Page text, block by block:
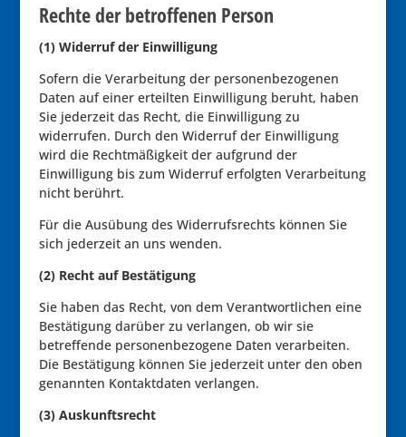
Rechte der betroffenen Person
(1) Widerruf der Einwilligung
Sofern die Verarbeitung der personenbezogenen
Daten auf einer erteilten Einwilligung beruht, haben
Sie jederzeit das Recht, die Einwilligung zu
widerrufen. Durch den Widerruf der Einwilligung
wird die Rechtmäßigkeit der aufgrund der
Einwilligung bis zum Widerruf erfolgten Verarbeitung
nicht berührt.
Für die Ausübung des Widerrufsrechts können Sie
sich jederzeit an uns wenden.
(2) Recht auf Bestätigung
Sie haben das Recht, von dem Verantwortlichen eine
Bestätigung darüber zu verlangen, ob wir sie
betreffende personenbezogene Daten verarbeiten.
Die Bestätigung können Sie jederzeit unter den oben
genannten Kontaktdaten verlangen.
(3) Auskunftsrecht